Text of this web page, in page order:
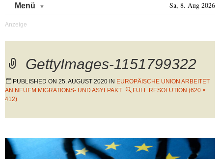
Menü Sa, 8. Aug 2026
GettyImages-1151799322
PUBLISHED ON 25. AUGUST 2020 IN EUROPÄISCHE UNION ARBEITET
AN NEUEM MIGRATIONS- UND ASYLPAKT
FULL RESOLUTION (620 ×
412)